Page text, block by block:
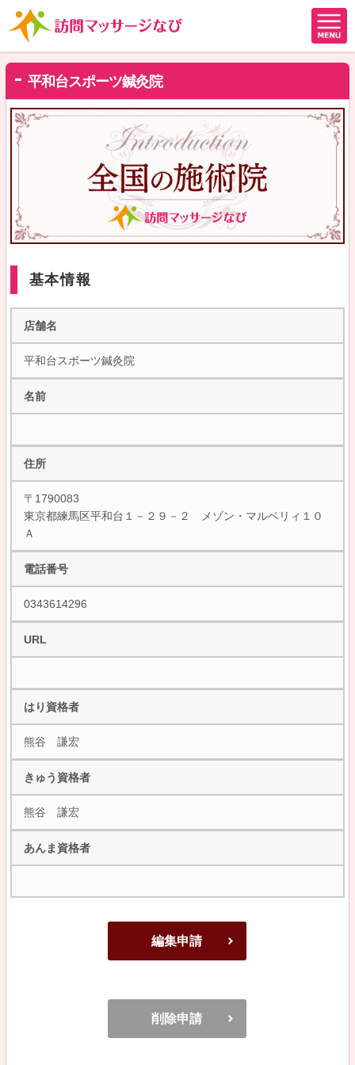
平和台スポーツ鍼灸院
基本情報
店舗名
平和台スポーツ鍼灸院
名前
住所
〒1790083
東京都練馬区平和台１－２９－２ メゾン・マルベリィ１０
Ａ
電話番号
0343614296
URL
はり資格者
熊谷 謙宏
きゅう資格者
熊谷 謙宏
あんま資格者
編集申請
削除申請